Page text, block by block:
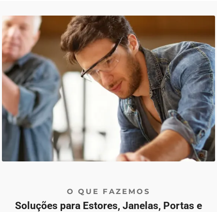
O QUE FAZEMOS
Soluções para Estores, Janelas, Portas e